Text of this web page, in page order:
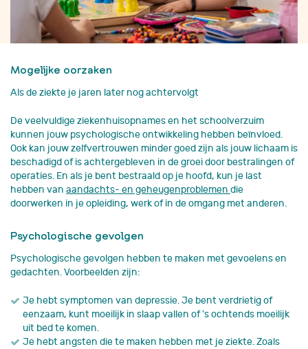
Mogelijke oorzaken
Als de ziekte je jaren later nog achtervolgt
De veelvuldige ziekenhuisopnames en het schoolverzuim
kunnen jouw psychologische ontwikkeling hebben beïnvloed.
Ook kan jouw zelfvertrouwen minder goed zijn als jouw lichaam is
beschadigd of is achtergebleven in de groei door bestralingen of
operaties. En als je bent bestraald op je hoofd, kun je last
hebben van aandachts- en geheugenproblemen die
doorwerken in je opleiding, werk of in de omgang met anderen.
Psychologische gevolgen
Psychologische gevolgen hebben te maken met gevoelens en
gedachten. Voorbeelden zijn:
Je hebt symptomen van depressie. Je bent verdrietig of
eenzaam, kunt moeilijk in slaap vallen of 's ochtends moeilijk
uit bed te komen.
Je hebt angsten die te maken hebben met je ziekte. Zoals